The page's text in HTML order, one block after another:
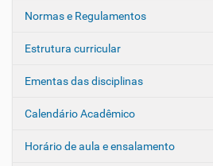
o
Normas e Regulamentos
Estrutura curricular
Ementas das disciplinas
Calendário Acadêmico
Horário de aula e ensalamento